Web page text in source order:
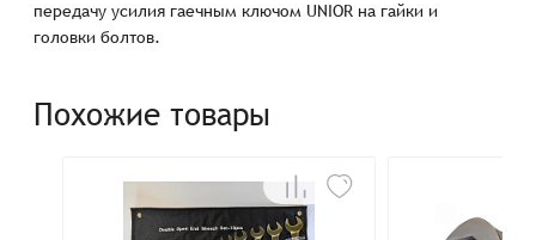
передачу усилия гаечным ключом UNIOR на гайки и
головки болтов.
Похожие товары